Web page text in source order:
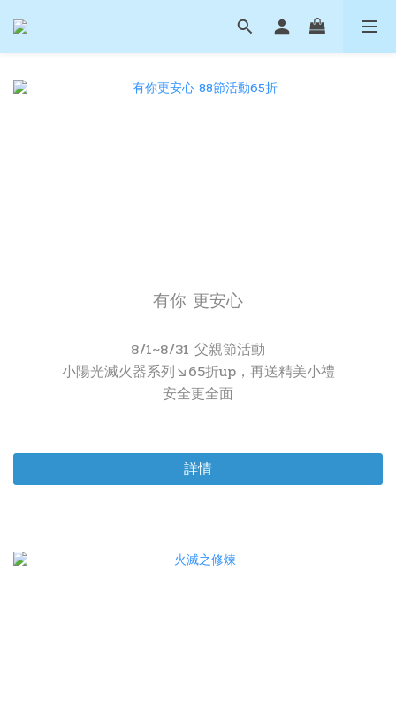
有你 更安心
8/1~8/31 父親節活動
小陽光滅火器系列↘65折up，再送精美小禮
安全更全面
詳情